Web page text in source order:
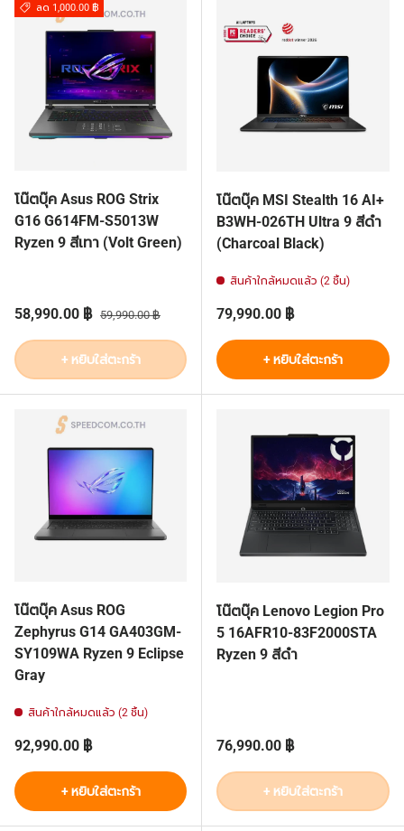
ลด 1,000.00 ฿
โน๊ตบุ๊ค Asus ROG Strix
G16 G614FM-S5013W
Ryzen 9 สีเทา (Volt Green)
ราคาส่วนลด
58,990.00 ฿ ราคาปกติ
59,990.00 ฿
+ หยิบใส่ตะกร้า
โน๊ตบุ๊ค MSI Stealth 16 AI+
B3WH-026TH Ultra 9 สีดำ
(Charcoal Black)
สินค้าใกล้หมดแล้ว (2 ชิ้น)
ราคาปกติ
79,990.00 ฿
+ หยิบใส่ตะกร้า
โน๊ตบุ๊ค Asus ROG
Zephyrus G14 GA403GM-
SY109WA Ryzen 9 Eclipse
Gray
สินค้าใกล้หมดแล้ว (2 ชิ้น)
ราคาปกติ
92,990.00 ฿
+ หยิบใส่ตะกร้า
โน๊ตบุ๊ค Lenovo Legion Pro
5 16AFR10-83F2000STA
Ryzen 9 สีดำ
ราคาปกติ
76,990.00 ฿
+ หยิบใส่ตะกร้า